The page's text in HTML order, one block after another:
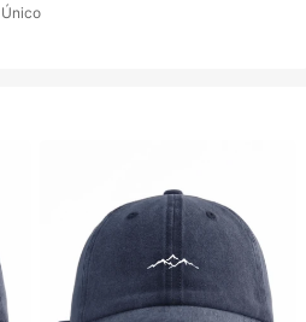
Festivais, Viagens